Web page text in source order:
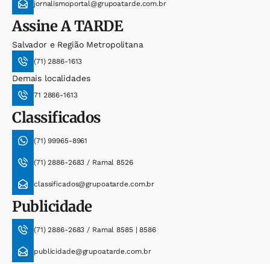
jornalismoportal@grupoatarde.com.br
AssineA TARDE
Salvador e Região Metropolitana
(71) 2886-1613
Demais localidades
71 2886-1613
Classificados
(71) 99965-8961
(71) 2886-2683 / Ramal 8526
classificados@grupoatarde.com.br
Publicidade
(71) 2886-2683 / Ramal 8585 | 8586
publicidade@grupoatarde.com.br